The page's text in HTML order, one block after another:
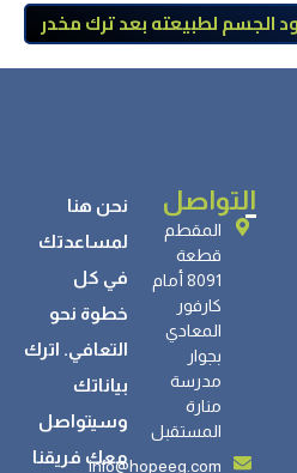
الجسم لطبيعته بعد ترك مخدر
التعافي والعوامل المؤثرة
التواصل
المقطم
قطعة
8091 أمام
كارفور
المعادي
بجوار
مدرسة
منارة
المستقبل
info@hopeeg.com
نحن هنا
لمساعدتك
في كل
خطوة نحو
التعافي. اترك
بياناتك
وسيتواصل
معك فريقنا